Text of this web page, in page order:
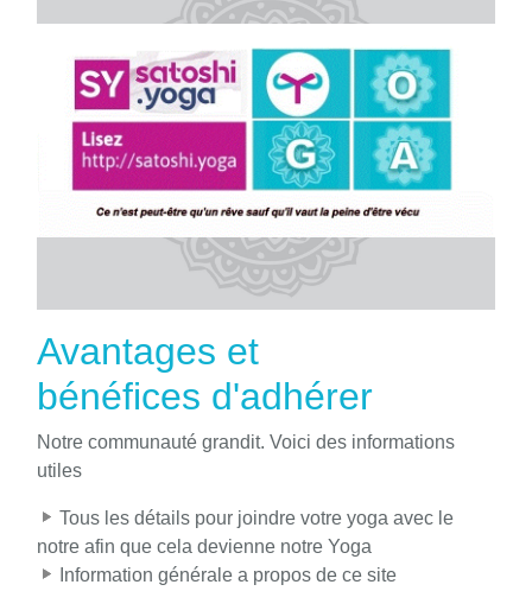
Avantages et
bénéfices d'adhérer
Notre communauté grandit. Voici des informations
utiles
Tous les détails pour joindre votre yoga avec le
notre afin que cela devienne notre Yoga
Information générale a propos de ce site